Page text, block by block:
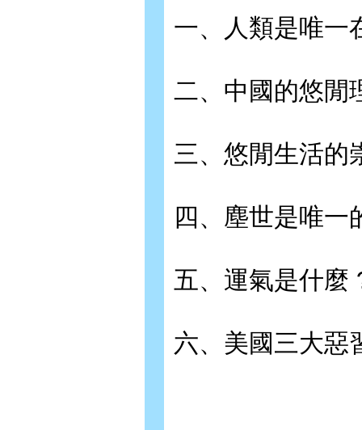
一、人類是唯一
二、中國的悠閒
三、悠閒生活的
四、塵世是唯一
五、運氣是什麼
六、美國三大惡